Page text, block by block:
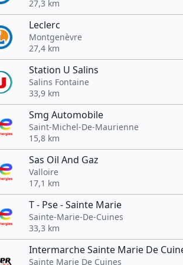
27,3 km
Leclerc
Montgenèvre
27,4 km
Station U Salins
Salins Fontaine
33,9 km
Smg Automobile
Saint-Michel-De-Maurienne
15,8 km
Sas Oil And Gaz
Valloire
17,1 km
T - Pse - Sainte Marie
Sainte-Marie-De-Cuines
33,3 km
Intermarche Sainte Marie De
Sainte Marie De Cuines